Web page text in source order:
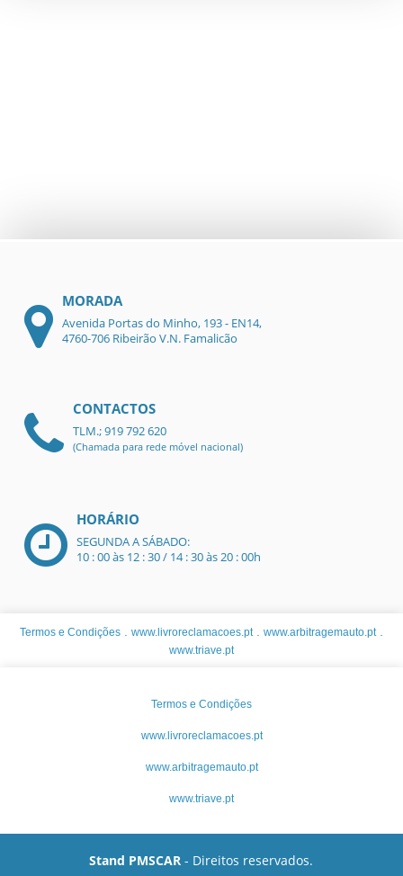
MORADA
Avenida Portas do Minho, 193 - EN14,
4760-706 Ribeirão V.N. Famalicão
CONTACTOS
TLM.; 919 792 620
(Chamada para rede móvel nacional)
HORÁRIO
SEGUNDA A SÁBADO:
10 : 00 às 12 : 30 / 14 : 30 às 20 : 00h
Termos e Condições www.livroreclamacoes.pt www.arbitragemauto.pt
www.triave.pt
Termos e Condições
www.livroreclamacoes.pt
www.arbitragemauto.pt
www.triave.pt
Stand PMSCAR - Direitos reservados.